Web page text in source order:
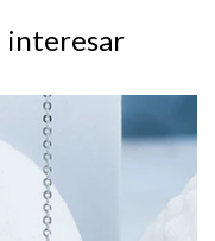
interesar